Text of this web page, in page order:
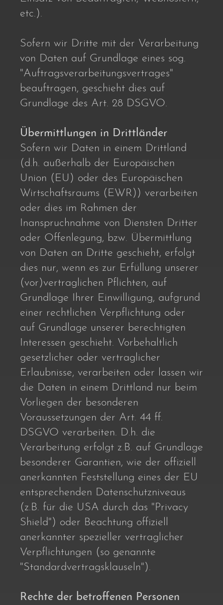
etc.).
Sofern wir Dritte mit der Verarbeitung
von Daten auf Grundlage eines sog.
"Auftragsverarbeitungsvertrages"
beauftragen, geschieht dies auf
Grundlage des Art. 28 DSGVO.
Übermittlungen in Drittländer
Sofern wir Daten in einem Drittland
(d.h. außerhalb der Europäischen
Union (EU) oder des Europäischen
Wirtschaftsraums (EWR)) verarbeiten
oder dies im Rahmen der
Inanspruchnahme von Diensten Dritter
oder Offenlegung, bzw. Übermittlung
von Daten an Dritte geschieht, erfolgt
dies nur, wenn es zur Erfüllung unserer
(vor)vertraglichen Pflichten, auf
Grundlage Ihrer Einwilligung, aufgrund
einer rechtlichen Verpflichtung oder
auf Grundlage unserer berechtigten
Interessen geschieht. Vorbehaltlich
gesetzlicher oder vertraglicher
Erlaubnisse, verarbeiten oder lassen wir
die Daten in einem Drittland nur beim
Vorliegen der besonderen
Voraussetzungen der Art. 44 ff.
DSGVO verarbeiten. D.h. die
Verarbeitung erfolgt z.B. auf Grundlage
besonderer Garantien, wie der offiziell
anerkannten Feststellung eines der EU
entsprechenden Datenschutzniveaus
(z.B. für die USA durch das "Privacy
Shield") oder Beachtung offiziell
anerkannter spezieller vertraglicher
Verpflichtungen (so genannte
"Standardvertragsklauseln").
Rechte der betroffenen Personen